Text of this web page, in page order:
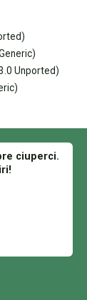
Unported)